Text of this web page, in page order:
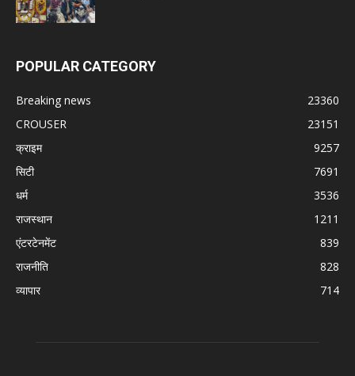
POPULAR CATEGORY
Breaking news
23360
CROUSER
23151
क्राइम
9257
सिटी
7691
धर्म
3536
राजस्थान
1211
एंटरटेनमेंट
839
राजनीति
828
व्यापार
714